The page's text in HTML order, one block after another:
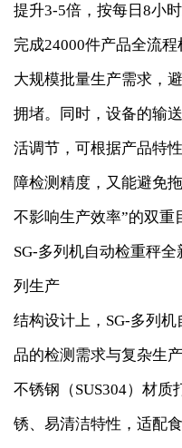
提升3-5倍，按每日8小
完成24000件产品全流
大规模批量生产需求，
拥堵。同时，设备的输
活调节，可根据产品特
障检测精度，又能避免
不影响生产效率”的双重
SG-多列机自动检重秤
列生产
结构设计上，SG-多列
品的检测需求与复杂生
不锈钢（SUS304）材质
锈、易清洁特性，适配